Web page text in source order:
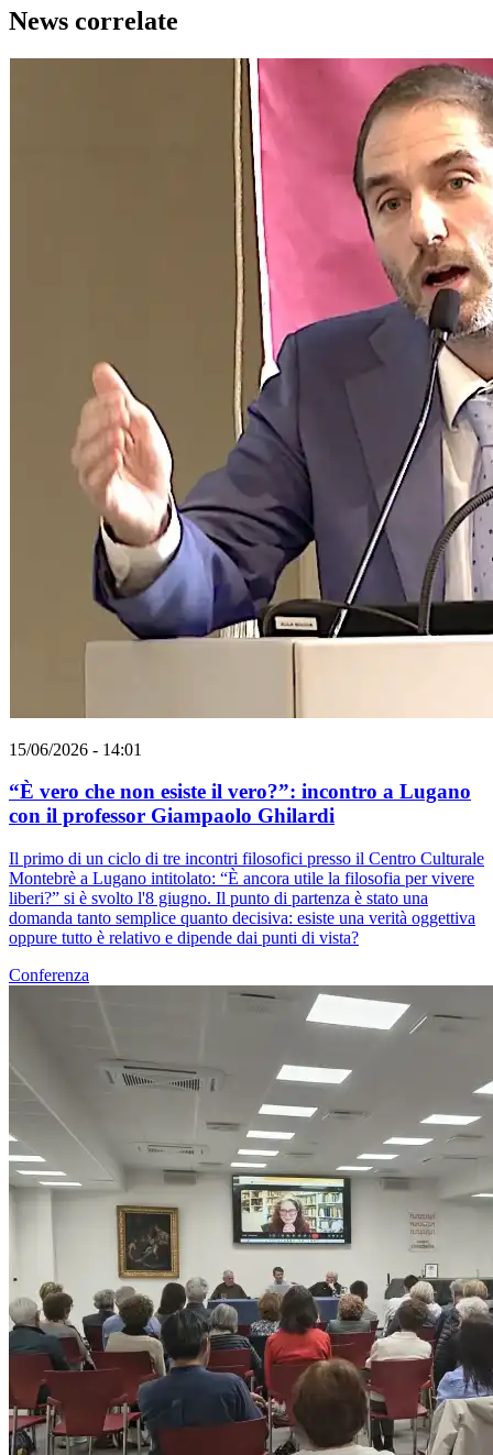
News correlate
15/06/2026 - 14:01
“È vero che non esiste il vero?”: incontro a Lugano
con il professor Giampaolo Ghilardi
Il primo di un ciclo di tre incontri filosofici presso il Centro Culturale
Montebrè a Lugano intitolato: “È ancora utile la filosofia per vivere
liberi?” si è svolto l'8 giugno. Il punto di partenza è stato una
domanda tanto semplice quanto decisiva: esiste una verità oggettiva
oppure tutto è relativo e dipende dai punti di vista?
Conferenza